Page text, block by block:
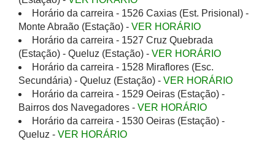
Horário da carreira - 1526 Caxias (Est. Prisional) -
Monte Abraão (Estação) - VER HORÁRIO
Horário da carreira - 1527 Cruz Quebrada
(Estação) - Queluz (Estação) - VER HORÁRIO
Horário da carreira - 1528 Miraflores (Esc.
Secundária) - Queluz (Estação) - VER HORÁRIO
Horário da carreira - 1529 Oeiras (Estação) -
Bairros dos Navegadores - VER HORÁRIO
Horário da carreira - 1530 Oeiras (Estação) -
Queluz - VER HORÁRIO